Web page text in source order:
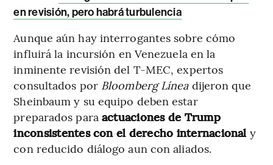
en revisión, pero habrá turbulencia
Aunque aún hay interrogantes sobre cómo
influirá la incursión en Venezuela en la
inminente revisión del T-MEC, expertos
consultados por Bloomberg Líneadijeron que
Sheinbaum y su equipo deben estar
preparados para actuaciones de Trump
inconsistentes con el derecho internacional y
con reducido diálogo aun con aliados.